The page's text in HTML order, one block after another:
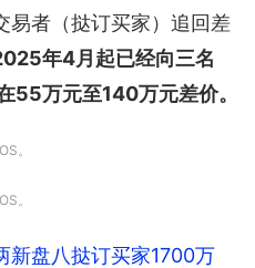
易者（挞订买家）追回差
年4月起已经向三名
55万元至140万元差价。
。
。
新盘八挞订买家1700万